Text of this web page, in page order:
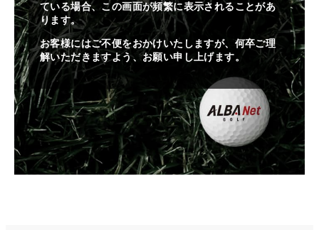
ている場合、この画面が頻繁に表示されることがあ
ります。
お客様にはご不便をおかけいたしますが、何卒ご理
解いただきますよう、お願い申し上げます。